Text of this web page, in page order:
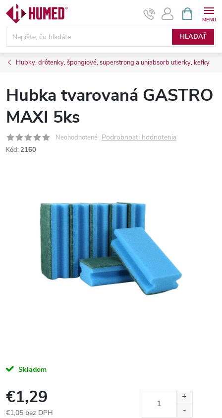
Prejsť
obsah
HĽADAŤ
KOŠÍK
Hubky, drôtenky, špongiové, superstrong a uniabsorb utierky, kefky
Hubka tvarovaná GASTRO
MAXI 5ks
Neohodnotené Podrobnosti hodnotenia
Kód: 2160
Skladom
€1,29
€1,05 bez DPH